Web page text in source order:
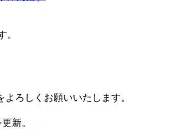
。
よろしくお願いいたします。
更新。